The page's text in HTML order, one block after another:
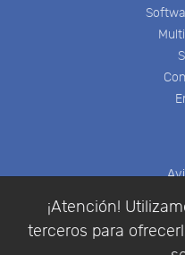
¡Atención!
terceros para
Política